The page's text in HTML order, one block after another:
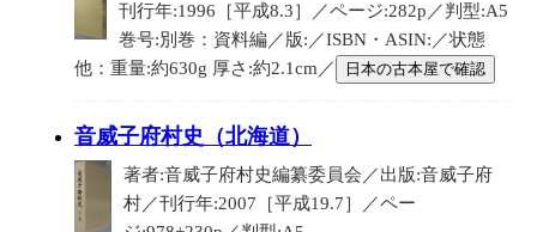
刊行年:1996［平成8.3］／ページ:282p／判型:A5
巻号:別巻：資料編／版:／ISBN・ASIN:／状態
他：重量:約630g 厚さ:約2.1cm／
日本の古本屋で確認
音威子府村史（北海道）
著者:音威子府村史編纂委員会／出版:音威子府
村／刊行年:2007［平成19.7］／ペー